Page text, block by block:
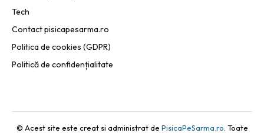
Tech
Contact pisicapesarma.ro
Politica de cookies (GDPR)
Politică de confidențialitate
© Acest site este creat si administrat de PisicaPeSarma.ro . Toate